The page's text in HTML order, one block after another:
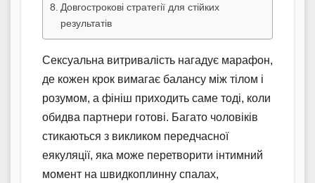
Довгострокові стратегії для стійких
результатів
Сексуальна витривалість нагадує марафон,
де кожен крок вимагає балансу між тілом і
розумом, а фініш приходить саме тоді, коли
обидва партнери готові. Багато чоловіків
стикаються з викликом передчасної
еякуляції, яка може перетворити інтимний
момент на швидкоплинну спалах,